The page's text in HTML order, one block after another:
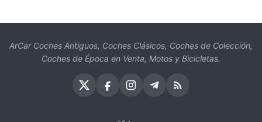
ArCar Coches Antiguos, Coches Clásicos, Coches de Colección,
Coches de Época en Venta, Motos y Bicicletas.